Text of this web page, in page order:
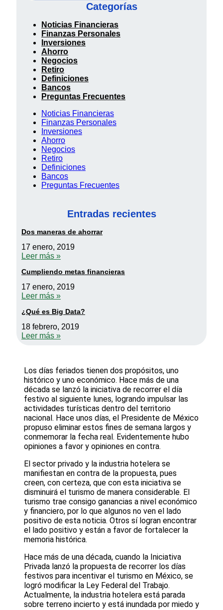
Categorías
Noticias Financieras
Finanzas Personales
Inversiones
Ahorro
Negocios
Retiro
Definiciones
Bancos
Preguntas Frecuentes
Noticias Financieras
Finanzas Personales
Inversiones
Ahorro
Negocios
Retiro
Definiciones
Bancos
Preguntas Frecuentes
Entradas recientes
Dos maneras de ahorrar
17 enero, 2019
Leer más »
Cumpliendo metas financieras
17 enero, 2019
Leer más »
¿Qué es Big Data?
18 febrero, 2019
Leer más »
Los días feriados tienen dos propósitos, uno
histórico y uno económico. Hace más de una
década se lanzó la iniciativa de recorrer el día
festivo al siguiente lunes, logrando impulsar las
actividades turísticas dentro del territorio
nacional. Hace unos días, el Presidente de México
propuso eliminar estos fines de semana largos y
conmemorar la fecha real. Evidentemente hubo
opiniones a favor y opiniones en contra.
El sector privado y la industria hotelera se
manifiestan en contra de la propuesta, pues
creen, con certeza, que con esta iniciativa se
disminuirá el turismo de manera considerable. El
turismo trae consigo ganancias a nivel económico
y financiero, por lo que algunos no ven el lado
positivo de esta noticia. Otros sí logran encontrar
el lado positivo y están a favor de fortalecer la
memoria histórica.
Hace más de una década, cuando la Iniciativa
Privada lanzó la propuesta de recorrer los días
festivos para incentivar el turismo en México, se
logró modificar la Ley Federal del Trabajo.
Actualmente, la industria hotelera está parada
sobre terreno incierto y está inundada por miedo y